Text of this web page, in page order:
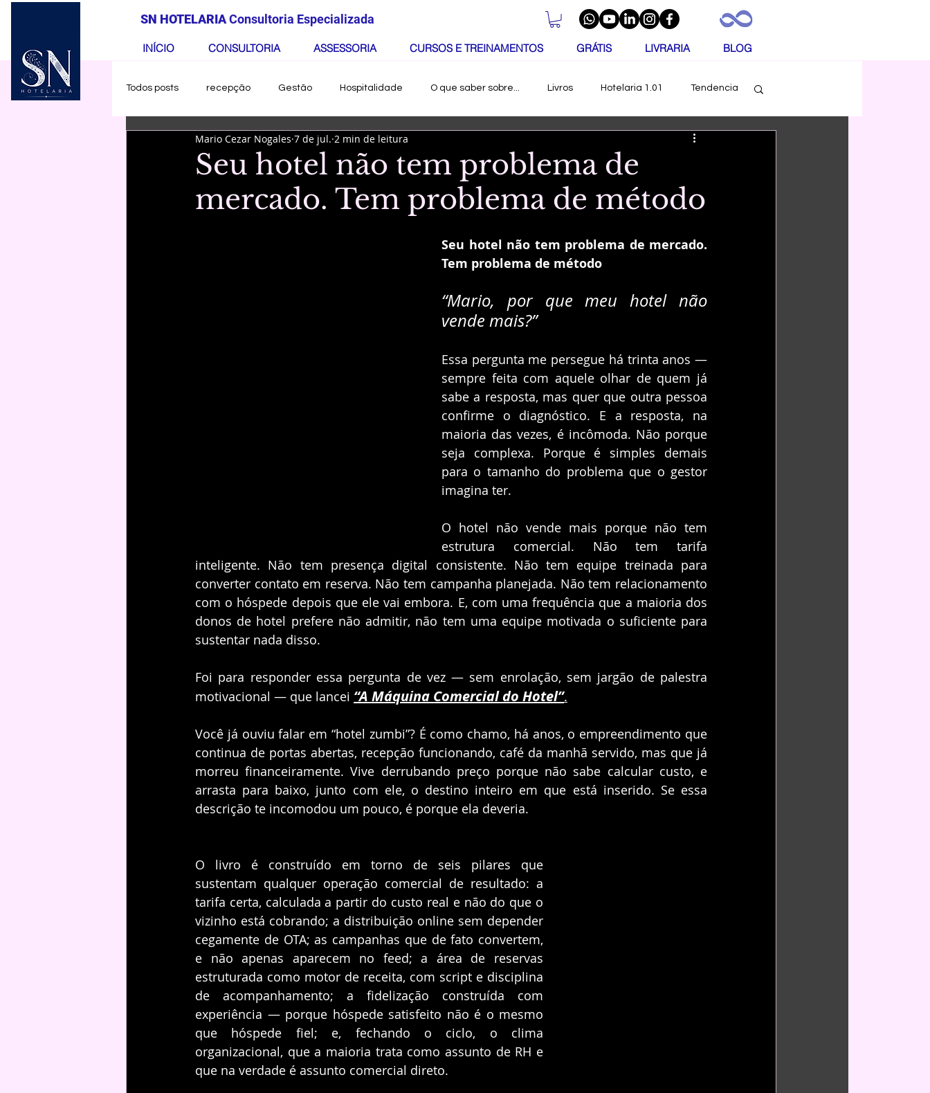
SN HOTELARIAConsultoria Especializada
INÍCIO CONSULTORIA ASSESSORIA CURSOS E TREINAMENTOS GRÁTIS LIVRARIA BLOG
Todos posts recepção Gestão Hospitalidade O que saber sobre... Livros Hotelaria 1.01 Tendencia
Revenue Management Tecnologia Carreira
Estratégias Mercado Qualidade A&B RH / DP Curso Normas e Regulamentos Noticias
Seu hotel não tem problema de
mercado. Tem problema de método
Mario Cezar Nogales 7 de jul. 2 min de leitura
Seu hotel não tem problema de mercado.
Tem problema de método
“Mario, por que meu hotel não
vende mais?”
Essa pergunta me persegue há trinta anos —
sempre feita com aquele olhar de quem já
sabe a resposta, mas quer que outra pessoa
confirme o diagnóstico. E a resposta, na
maioria das vezes, é incômoda. Não porque
seja complexa. Porque é simples demais
para o tamanho do problema que o gestor
imagina ter.
O hotel não vende mais porque não tem
estrutura comercial. Não tem tarifa
inteligente. Não tem presença digital consistente. Não tem equipe treinada para
converter contato em reserva. Não tem campanha planejada. Não tem relacionamento
com o hóspede depois que ele vai embora. E, com uma frequência que a maioria dos
donos de hotel prefere não admitir, não tem uma equipe motivada o suficiente para
sustentar nada disso.
Foi para responder essa pergunta de vez — sem enrolação, sem jargão de palestra
motivacional — que lancei “A Máquina Comercial do Hotel”.
Você já ouviu falar em “hotel zumbi”? É como chamo, há anos, o empreendimento que
continua de portas abertas, recepção funcionando, café da manhã servido, mas que já
morreu financeiramente. Vive derrubando preço porque não sabe calcular custo, e
arrasta para baixo, junto com ele, o destino inteiro em que está inserido. Se essa
descrição te incomodou um pouco, é porque ela deveria.
O livro é construído em torno de seis pilares que
sustentam qualquer operação comercial de resultado: a
tarifa certa, calculada a partir do custo real e não do que o
vizinho está cobrando; a distribuição online sem depender
cegamente de OTA; as campanhas que de fato convertem,
e não apenas aparecem no feed; a área de reservas
estruturada como motor de receita, com script e disciplina
de acompanhamento; a fidelização construída com
experiência — porque hóspede satisfeito não é o mesmo
que hóspede fiel; e, fechando o ciclo, o clima
organizacional, que a maioria trata como assunto de RH e
que na verdade é assunto comercial direto.